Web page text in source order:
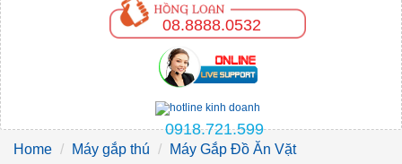
08.8888.0532
0918.721.599
Home Máy gắp thú Máy Gắp Đồ Ăn Vặt